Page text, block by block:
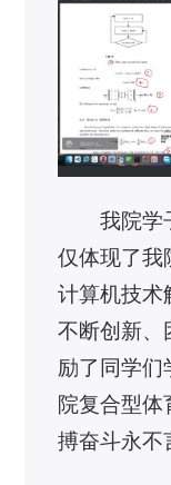
我院学
仅体现了我
计算机技术
不断创新、
励了同学们
院复合型
搏奋斗永不